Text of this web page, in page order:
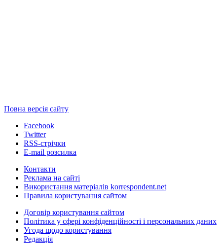
Повна версія сайту
Facebook
Twitter
RSS-стрічки
E-mail розсилка
Контакти
Реклама на сайті
Використання матеріалів korrespondent.net
Правила користування сайтом
Договір користування сайтом
Політика у сфері конфіденційності і персональних даних
Угода щодо користування
Редакція